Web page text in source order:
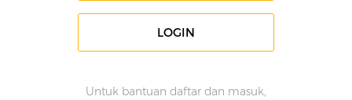
LOGIN
Untuk bantuan daftar dan masuk,